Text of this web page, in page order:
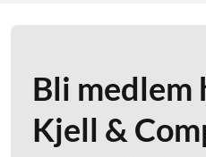
Bli medlem
Kjell &